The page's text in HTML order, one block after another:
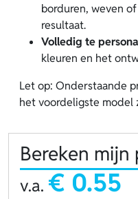
borduren, weven
resultaat.
Volledig te
kleuren en het
Let op: Onderstaande
het voordeligste model
Bereken mijn
v.a. € 0.55